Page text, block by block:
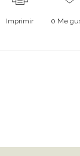
Imprimir 0 Me